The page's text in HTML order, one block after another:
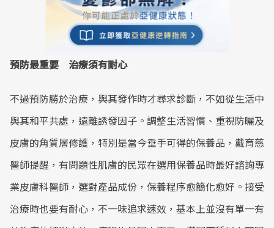
預防最重要 治療須有耐心
不過預防勝於治療，與其發作時才尋求診斷，不如從生活中
與其和平共處，遠離誘發因子。調整生活習慣、重視防曬及
皮膚的角質層修護，特別是當今垂手可得的保養品，戴育慈
醫師提醒，有問題性肌膚的民眾在選用保養品時最好諮詢專
業皮膚科醫師，選對產品成份，保養程序愈簡化愈好。接受
治療時也要有耐心，不一味追求速效，基本上並沒有單一有